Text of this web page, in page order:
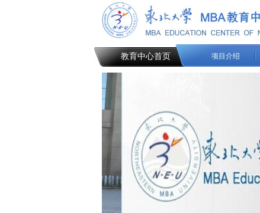
教育中心首页 项目介绍